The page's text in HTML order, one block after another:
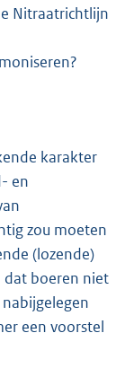
Nitraatrichtlijn
karakter
en
zou moeten
(lozende)
dat boeren niet
een voorstel